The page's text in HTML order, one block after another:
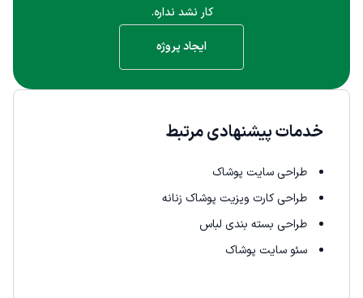
کار نشد نداره.
ایجاد پروژه
خدمات پیشنهادی مرتبط
طراحی سایت پوشاک
طراحی کارت ویزیت پوشاک زنانه
طراحی بسته بندی لباس
سئو سایت پوشاک